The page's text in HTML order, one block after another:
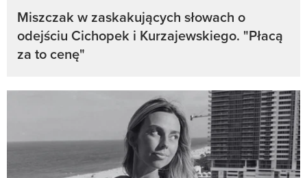
Miszczak w zaskakujących słowach o
odejściu Cichopek i Kurzajewskiego. "Płacą
za to cenę"